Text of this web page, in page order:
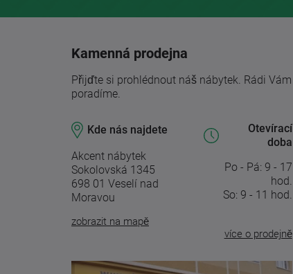
Kamenná prodejna
Přijďte si prohlédnout náš nábytek. Rádi Vám
poradíme.
Kde nás najdete
Akcent nábytek
Sokolovská 1345
698 01 Veselí nad
Moravou
zobrazit na mapě
Otevírací
doba
Po - Pá: 9 - 17
hod.
So: 9 - 11 hod.
více o prodejně